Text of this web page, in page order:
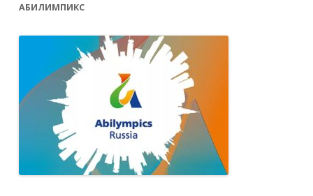
АБИЛИМПИКС